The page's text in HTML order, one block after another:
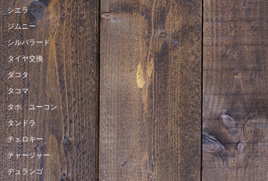
シエラ
ジムニー
シルバラード
タイヤ交換
ダコタ
タコマ
タホ ユーコン
タンドラ
チェロキー
チャージャー
デュランゴ